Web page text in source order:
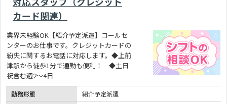
カード関連）
業界未経験OK【紹介予定派遣】コールセ
ンターのお仕事です。クレジットカードの
紛失に関するお電話に対応します。◆上前
津駅から徒歩1分で通勤も便利！ ◆土日
祝含む週2～4日
勤務形態
紹介予定派遣